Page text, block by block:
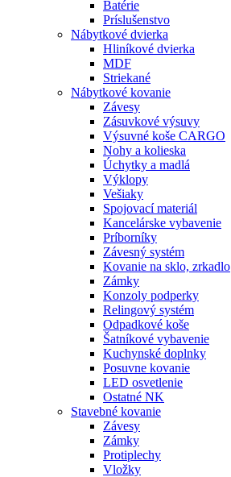
Batérie
Príslušenstvo
Nábytkové dvierka
Hliníkové dvierka
MDF
Striekané
Nábytkové kovanie
Závesy
Zásuvkové výsuvy
Výsuvné koše CARGO
Nohy a kolieska
Úchytky a madlá
Výklopy
Vešiaky
Spojovací materiál
Kancelárske vybavenie
Príborníky
Závesný systém
Kovanie na sklo, zrkadlo
Zámky
Konzoly podperky
Relingový systém
Odpadkové koše
Šatníkové vybavenie
Kuchynské doplnky
Posuvne kovanie
LED osvetlenie
Ostatné NK
Stavebné kovanie
Závesy
Zámky
Protiplechy
Vložky